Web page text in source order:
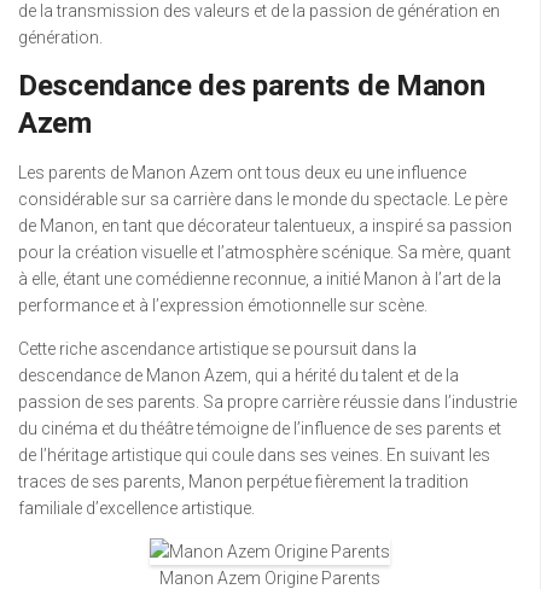
de la transmission des valeurs et de la passion de génération en
génération.
Descendance des parents de Manon
Azem
Les parents de Manon Azem ont tous deux eu une influence
considérable sur sa carrière dans le monde du spectacle. Le père
de Manon, en tant que décorateur talentueux, a inspiré sa passion
pour la création visuelle et l’atmosphère scénique. Sa mère, quant
à elle, étant une comédienne reconnue, a initié Manon à l’art de la
performance et à l’expression émotionnelle sur scène.
Cette riche ascendance artistique se poursuit dans la
descendance de Manon Azem, qui a hérité du talent et de la
passion de ses parents. Sa propre carrière réussie dans l’industrie
du cinéma et du théâtre témoigne de l’influence de ses parents et
de l’héritage artistique qui coule dans ses veines. En suivant les
traces de ses parents, Manon perpétue fièrement la tradition
familiale d’excellence artistique.
Manon Azem Origine Parents